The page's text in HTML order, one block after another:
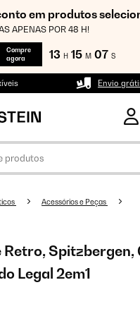
em produtos
APENAS POR 48 H!
Compre
agora
13 H 15 M 06 S
Envio
Acessórios e Peças
Retro, Spitzbergen,
Legal 2em1